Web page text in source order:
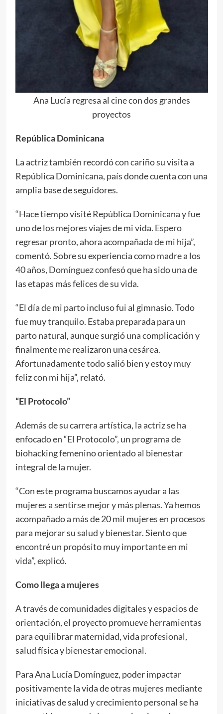
Ana Lucía regresa al cine con dos grandes
proyectos
República Dominicana
La actriz también recordó con cariño su visita a
República Dominicana, país donde cuenta con una
amplia base de seguidores.
“Hace tiempo visité República Dominicana y fue
uno de los mejores viajes de mi vida. Espero
regresar pronto, ahora acompañada de mi hija”,
comentó. Sobre su experiencia como madre a los
40 años, Domínguez confesó que ha sido una de
las etapas más felices de su vida.
“El día de mi parto incluso fui al gimnasio. Todo
fue muy tranquilo. Estaba preparada para un
parto natural, aunque surgió una complicación y
finalmente me realizaron una cesárea.
Afortunadamente todo salió bien y estoy muy
feliz con mi hija”, relató.
“El Protocolo”
Además de su carrera artística, la actriz se ha
enfocado en “El Protocolo”, un programa de
biohacking femenino orientado al bienestar
integral de la mujer.
“Con este programa buscamos ayudar a las
mujeres a sentirse mejor y más plenas. Ya hemos
acompañado a más de 20 mil mujeres en procesos
para mejorar su salud y bienestar. Siento que
encontré un propósito muy importante en mi
vida”, explicó.
Como llega a mujeres
A través de comunidades digitales y espacios de
orientación, el proyecto promueve herramientas
para equilibrar maternidad, vida profesional,
salud física y bienestar emocional.
Para Ana Lucía Domínguez, poder impactar
positivamente la vida de otras mujeres mediante
iniciativas de salud y crecimiento personal se ha